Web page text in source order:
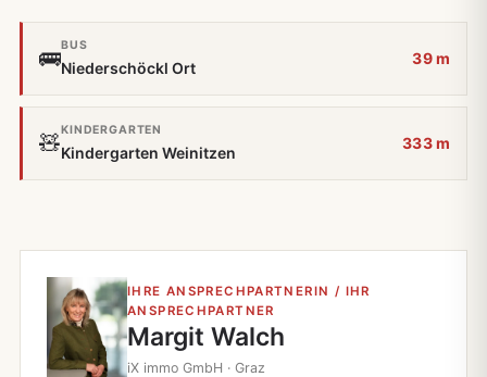
🚌
BUS
Niederschöckl Ort
39 m
🧸
KINDERGARTEN
Kindergarten Weinitzen
333 m
IHRE ANSPRECHPARTNERIN / IHR
ANSPRECHPARTNER
Margit Walch
iX immo GmbH · Graz